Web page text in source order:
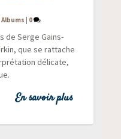
|Albums 0
de Serge Gains­
que se rat­tache
déli­cate,
En savoir plus